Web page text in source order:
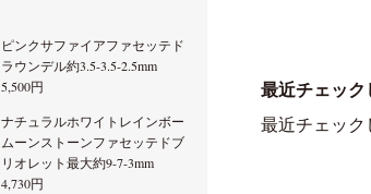
最近チェック
最近チェック
ピンクサファイアファセッテド
ラウンデル約3.5-3.5-2.5mm
5,500円
ナチュラルホワイトレインボー
ムーンストーンファセッテドブ
リオレット最大約9-7-3mm
4,730円